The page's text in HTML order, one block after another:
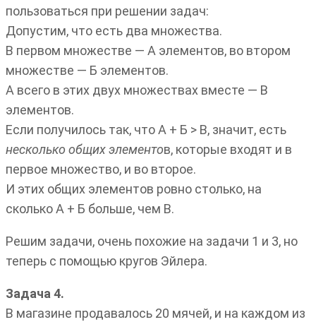
пользоваться при решении задач:
Допустим, что есть два множества.
В первом множестве — А элементов, во втором
множестве — Б элементов.
А всего в этих двух множествах вместе — В
элементов.
Если получилось так, что А + Б > В, значит, есть
несколько общих элементов, которые входят и в
первое множество, и во второе.
И этих общих элементов ровно столько, на
сколько А + Б больше, чем В.
Решим задачи, очень похожие на задачи 1 и 3, но
теперь с помощью кругов Эйлера.
Задача 4.
В магазине продавалось 20 мячей, и на каждом из